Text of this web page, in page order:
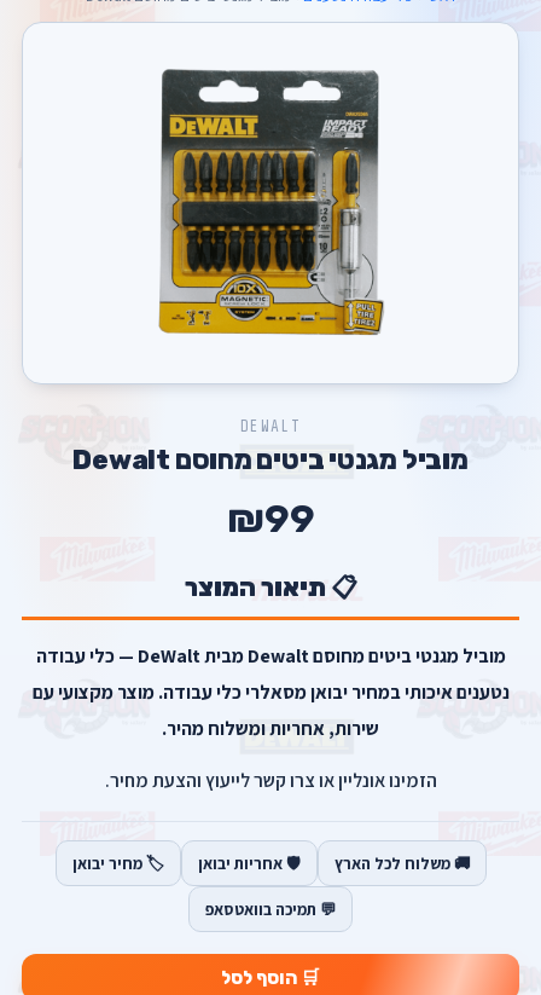
DEWALT
מוביל מגנטי ביטים מחוסם Dewalt
₪99
📋 תיאור המוצר
מוביל מגנטי ביטים מחוסם Dewalt מבית DeWalt — כלי עבודה
נטענים איכותי במחיר יבואן מסאלרי כלי עבודה. מוצר מקצועי עם
שירות, אחריות ומשלוח מהיר.
הזמינו אונליין או צרו קשר לייעוץ והצעת מחיר.
🚚 משלוח לכל הארץ 🛡️ אחריות יבואן 🏷️ מחיר יבואן
💬 תמיכה בוואטסאפ
🛒 הוסף לסל